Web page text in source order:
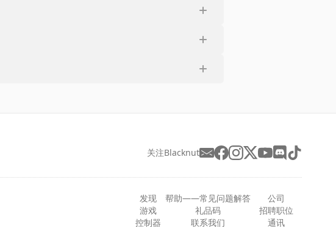
关注Blacknut
发现
游戏
控制器
帮助——常见问题解答
礼品码
联系我们
公司
招聘职位
通讯